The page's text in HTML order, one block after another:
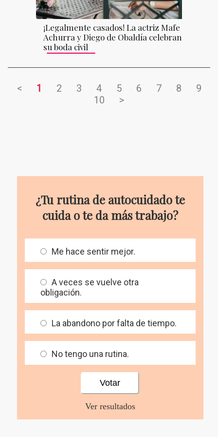
¡Legalmente casados! La actriz Mafe
Achurra y Diego de Obaldía celebran
su boda civil
< 1 2 3 4 5 6 7 8
9
10
>
¿Tu rutina de autocuidado te
cuida o te da más trabajo?
Me hace sentir mejor.
A veces se vuelve otra
obligación.
La abandono por falta de tiempo.
No tengo una rutina.
Ver resultados